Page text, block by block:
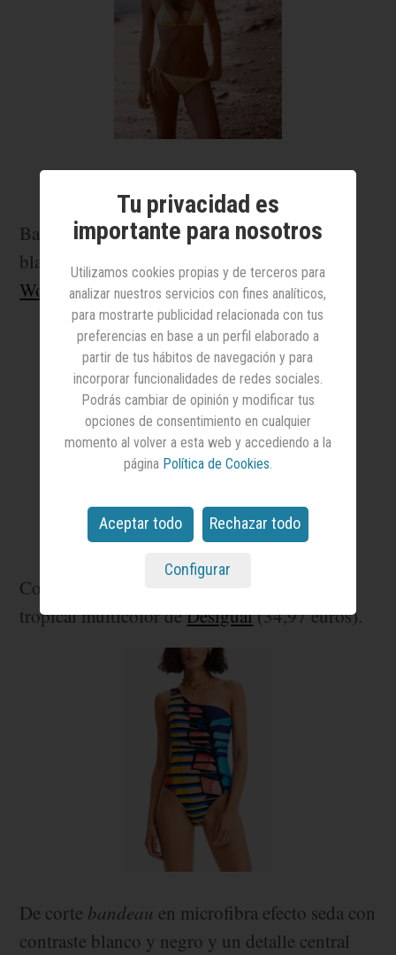
Bañador con escote profundo en pico a rayas
blancas y negras que imitan el print
Women’ Secret(30,99 euros).
Con tirante asimétrico cruzado y estampado
tropical multicolor deDesigual(34,97 euros).
De corte bandeau en microfibra efecto seda con
contraste blanco y negro y un detalle central
Tu privacidad es
importante para nosotros
Utilizamos cookies propias y de terceros para
analizar nuestros servicios con fines analíticos,
para mostrarte publicidad relacionada con tus
preferencias en base a un perfil elaborado a
partir de tus hábitos de navegación y para
incorporar funcionalidades de redes sociales.
Podrás cambiar de opinión y modificar tus
opciones de consentimiento en cualquier
momento al volver a esta web y accediendo a la
página Política de Cookies
Aceptar todo Rechazar todo
Configurar